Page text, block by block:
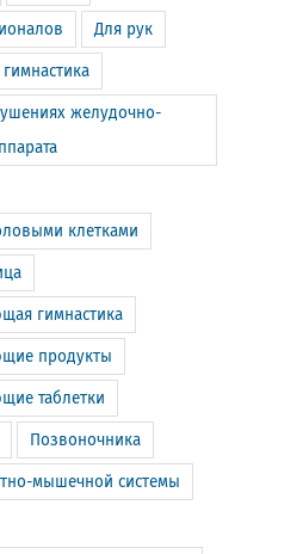
Для рук
желудочно-
клетками
гимнастика
продукты
таблетки
Позвоночника
мышечной системы